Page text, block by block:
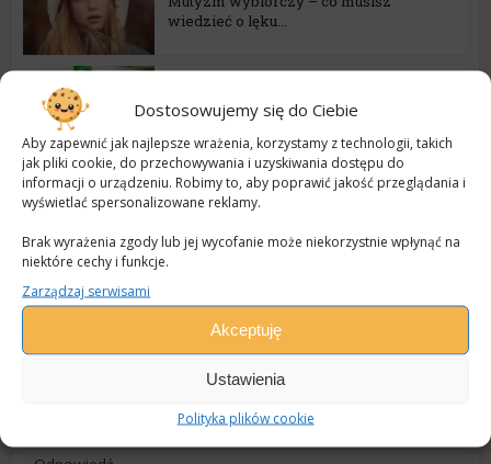
Dostosowujemy się do Ciebie
Aby zapewnić jak najlepsze wrażenia, korzystamy z technologii, takich
jak pliki cookie, do przechowywania i uzyskiwania dostępu do
informacji o urządzeniu. Robimy to, aby poprawić jakość przeglądania i
wyświetlać spersonalizowane reklamy.
Brak wyrażenia zgody lub jej wycofanie może niekorzystnie wpłynąć na
niektóre cechy i funkcje.
Zarządzaj serwisami
Akceptuję
Ustawienia
Polityka plików cookie
wiedzieć o lęku...
KROKODYL U DENTYSTY – sprawdź 5
propozycji zabaw...
Strefa Rodzica
Jak wspierać rozwój mowy u
Dziecko nie mówi. Czy „rozgada się” w
przedszkolu...